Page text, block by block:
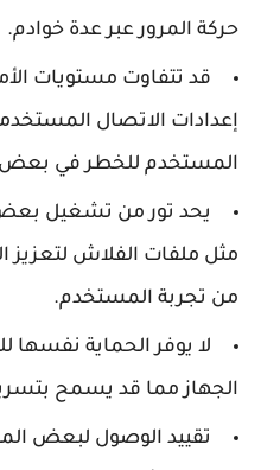
حركة المرور عبر عدة خوادم.
قد تتفاوت مستويات
إعدادات الاتصال
المستخدم للخطر في بعض
يحد تور من تشغيل
مثل ملفات الفلاش لتعزيز
من تجربة المستخدم.
لا يوفر الحماية نفسها
الجهاز مما قد يسمح
تقييد الوصول لبعض